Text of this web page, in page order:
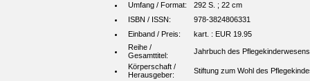
Umfang / Format:
292 S. ; 22 cm
ISBN / ISSN:
978-3824806331
Einband / Preis:
kart. : EUR 19.95
Reihe /
Gesamttitel:
Jahrbuch des
Körperschaft /
Herausgeber:
Stiftung zum Wohl des